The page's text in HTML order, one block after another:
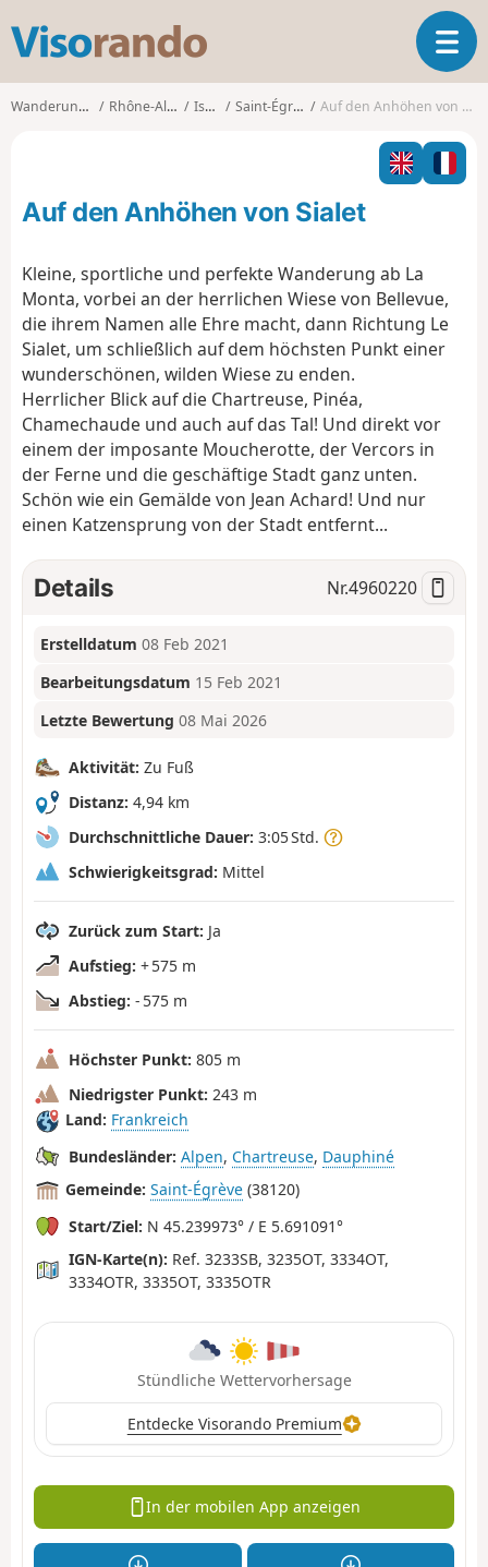
s
o
T
o
l
n
a
t
Wanderungen Rhône-Alpes Isère Saint-Égrève Auf den Anhöhen von Sialet
Auf den Anhöhen von Sialet
Kleine, sportliche und perfekte Wanderung ab La
Monta, vorbei an der herrlichen Wiese von Bellevue,
die ihrem Namen alle Ehre macht, dann Richtung Le
Sialet, um schließlich auf dem höchsten Punkt einer
wunderschönen, wilden Wiese zu enden.
Herrlicher Blick auf die Chartreuse, Pinéa,
Chamechaude und auch auf das Tal! Und direkt vor
einem der imposante Moucherotte, der Vercors in
der Ferne und die geschäftige Stadt ganz unten.
Schön wie ein Gemälde von Jean Achard! Und nur
einen Katzensprung von der Stadt entfernt...
Details Nr.4960220
Erstelldatum 08 Feb 2021
Bearbeitungsdatum 15 Feb 2021
Letzte Bewertung 08 Mai 2026
Aktivität: Zu Fuß
Distanz: 4,94 km
Durchschnittliche Dauer: 3:05 Std.
Schwierigkeitsgrad: Mittel
Zurück zum Start: Ja
Aufstieg: + 575 m
Abstieg: - 575 m
Höchster Punkt: 805 m
Niedrigster Punkt: 243 m
Land: Frankreich
Bundesländer: Alpen, Chartreuse, Dauphiné
Gemeinde: Saint-Égrève (38120)
Start/Ziel: N 45.239973° / E 5.691091°
IGN-Karte(n): Ref. 3233SB, 3235OT, 3334OT,
3334OTR, 3335OT, 3335OTR
Stündliche Wettervorhersage
Entdecke Visorando Premium
In der mobilen App anzeigen